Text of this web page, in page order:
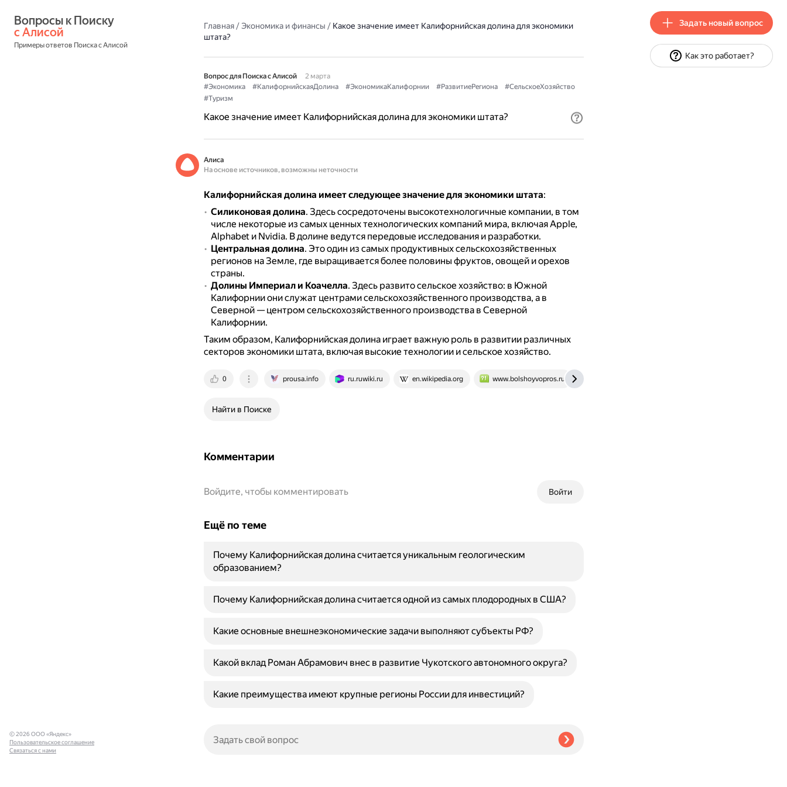
с Алисой
Примеры ответов Поиска с Алисой
Главная/Экономика и финансы / Какое значение имеет Калифорнийская долина для экономики
штата?
Вопрос для Поиска с Алисой
2 марта
#Экономика
#КалифорнийскаяДолина #ЭкономикаКалифорнии #РазвитиеРегиона
#СельскоеХозяйство
#Туризм
Какое значение имеет Калифорнийская долина для экономики штата?
Алиса
На основе источников, возможны неточности
Калифорнийская долина имеет следующее значение для экономики штата:
Силиконовая долина. Здесь сосредоточены высокотехнологичные компании, в том
числе некоторые из самых ценных технологических компаний мира, включая Apple,
Alphabet и Nvidia. В долине ведутся передовые исследования и разработки.
Центральная долина. Это один из самых продуктивных сельскохозяйственных
регионов на Земле, где выращивается более половины фруктов, овощей и орехов
страны.
Долины Империал и Коачелла. Здесь развито сельское хозяйство: в Южной
Калифорнии они служат центрами сельскохозяйственного производства, а в
Северной — центром сельскохозяйственного производства в Северной
Калифорнии.
Таким образом, Калифорнийская долина играет важную роль в развитии различных
секторов экономики штата, включая высокие технологии и сельское хозяйство.
0 prousa.info ru.ruwiki.ru en.wikipedia.org www.bolshoyvopros.ru
Найти в Поиске
Комментарии
Войти
Войдите, чтобы комментировать
Ещё по теме
Почему Калифорнийская долина считается уникальным геологическим
образованием?
Почему Калифорнийская долина считается одной из самых плодородных в США?
Какие основные внешнеэкономические задачи выполняют субъекты РФ?
Какой вклад Роман Абрамович внес в развитие Чукотского автономного округа?
Какие преимущества имеют крупные регионы России для инвестиций?
© 2026 ООО «Яндекс»
Пользовательское соглашение
Связаться с нами
Задать новый вопрос
Как это работает?